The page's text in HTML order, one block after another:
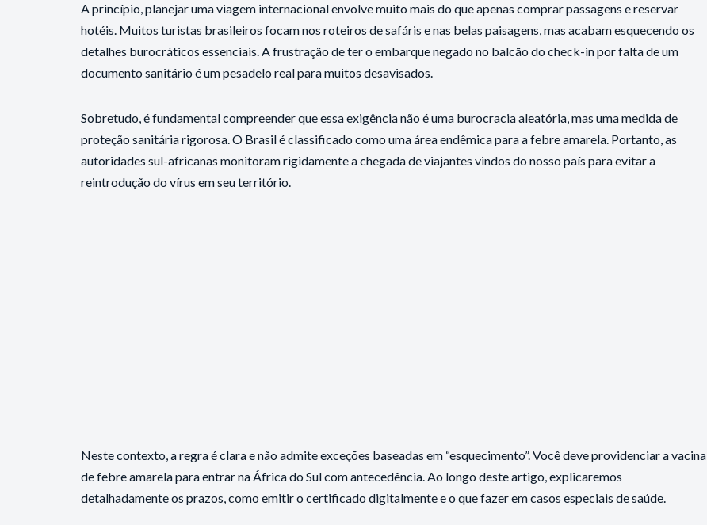
A princípio, planejar uma viagem internacional envolve muito mais do que apenas comprar passagens e reservar
hotéis. Muitos turistas brasileiros focam nos roteiros de safáris e nas belas paisagens, mas acabam esquecendo os
detalhes burocráticos essenciais. A frustração de ter o embarque negado no balcão do check-in por falta de um
documento sanitário é um pesadelo real para muitos desavisados.
Sobretudo, é fundamental compreender que essa exigência não é uma burocracia aleatória, mas uma medida de
proteção sanitária rigorosa. O Brasil é classificado como uma área endêmica para a febre amarela. Portanto, as
autoridades sul-africanas monitoram rigidamente a chegada de viajantes vindos do nosso país para evitar a
reintrodução do vírus em seu território.
Neste contexto, a regra é clara e não admite exceções baseadas em “esquecimento”. Você deve providenciar a vacina
de febre amarela para entrar na África do Sul com antecedência. Ao longo deste artigo, explicaremos
detalhadamente os prazos, como emitir o certificado digitalmente e o que fazer em casos especiais de saúde.